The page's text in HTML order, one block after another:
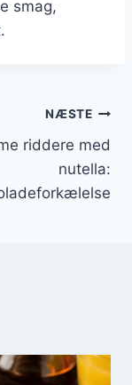
smag,
NÆSTE
riddere med
nutella: